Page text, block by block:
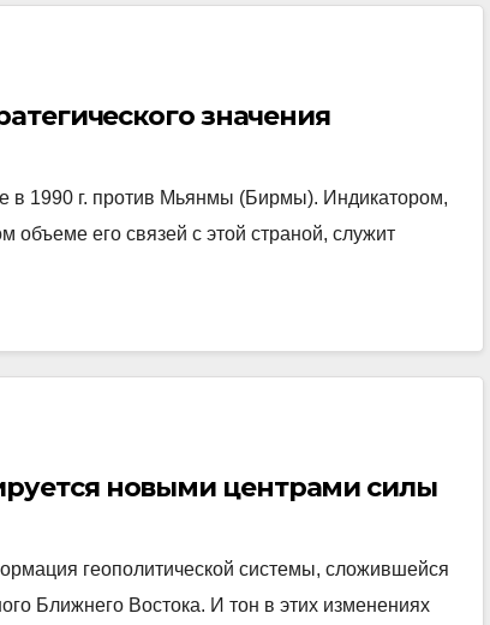
значения
в 1990 г. против Мьянмы (Бирмы). Индикатором,
объеме его связей с этой страной, служит
новыми центрами силы
геополитической системы, сложившейся
Ближнего Востока. И тон в этих изменениях